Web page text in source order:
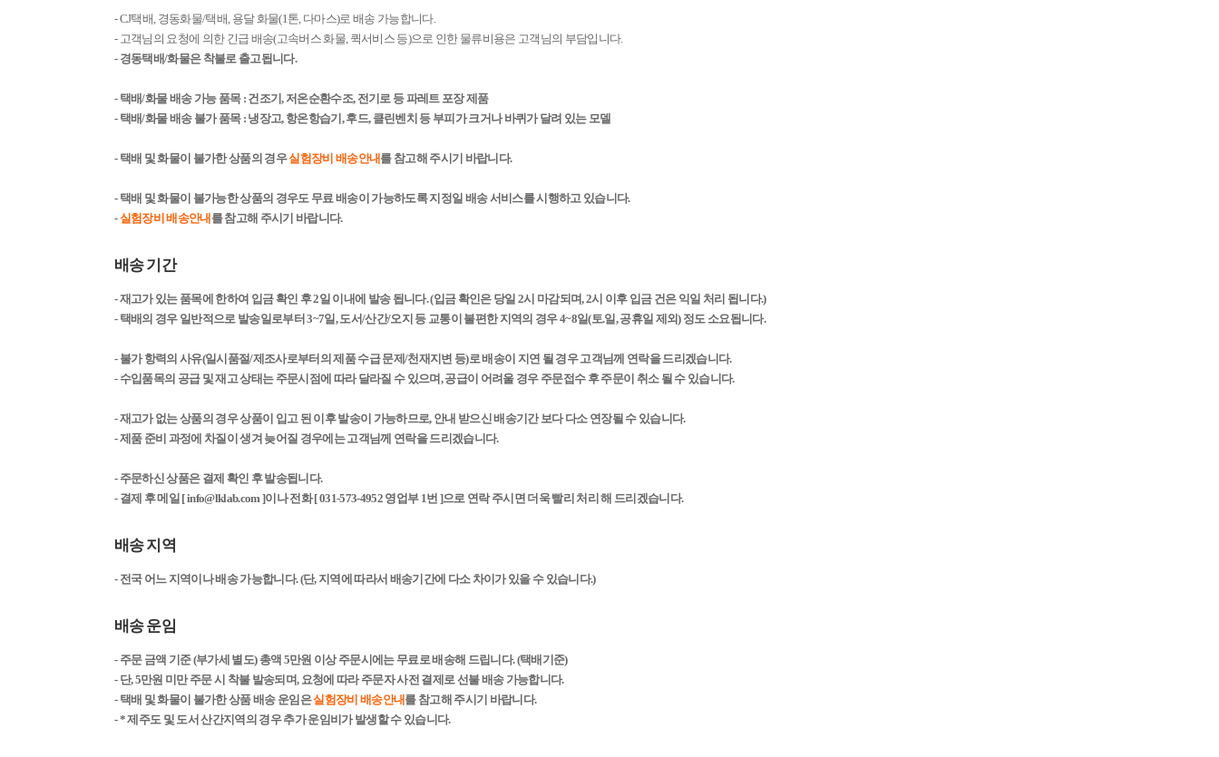
- CJ택배, 경동화물/택배, 용달 화물(1톤, 다마스)로 배송 가능합니다.
- 고객님의 요청에 의한 긴급 배송(고속버스 화물, 퀵서비스 등)으로 인한 물류비용은 고객님의 부담입니다.
- 경동택배/화물은 착불로 출고됩니다.
- 택배/화물 배송 가능 품목 : 건조기, 저온순환수조, 전기로 등 파레트 포장 제품
- 택배/화물 배송 불가 품목 : 냉장고, 항온항습기, 후드, 클린벤치 등 부피가 크거나 바퀴가 달려 있는 모델
- 택배 및 화물이 불가한 상품의 경우실험장비 배송안내를 참고해 주시기 바랍니다.
- 택배 및 화물이 불가능한 상품의 경우도 무료 배송이 가능하도록 지정일 배송 서비스를 시행하고 있습니다.
-실험장비 배송안내 를 참고해 주시기 바랍니다.
배송 기간
- 재고가 있는 품목에 한하여 입금 확인 후 2일 이내에 발송 됩니다. (입금 확인은 당일 2시 마감되며, 2시 이후 입금 건은 익일 처리 됩니다.)
- 택배의 경우 일반적으로 발송일로부터 3~7일, 도서/산간/오지 등 교통이 불편한 지역의 경우 4~8일(토.일, 공휴일 제외) 정도 소요됩니다.
- 불가 항력의 사유(일시품절/제조사로부터의 제품 수급 문제/천재지변 등)로 배송이 지연 될 경우 고객님께 연락을 드리겠습니다.
- 수입품목의 공급 및 재고 상태는 주문시점에 따라 달라질 수 있으며, 공급이 어려울 경우 주문접수 후 주문이 취소 될 수 있습니다.
- 재고가 없는 상품의 경우 상품이 입고 된 이후 발송이 가능하므로, 안내 받으신 배송기간 보다 다소 연장될 수 있습니다.
- 제품 준비 과정에 차질이 생겨 늦어질 경우에는 고객님께 연락을 드리겠습니다.
- 주문하신 상품은 결제 확인 후 발송됩니다.
- 결제 후 메일 [ info@lklab.com ]이나 전화 [ 031-573-4952 영업부 1번 ]으로 연락 주시면 더욱 빨리 처리 해 드리겠습니다.
배송 지역
- 전국 어느 지역이나 배송 가능합니다. (단, 지역에 따라서 배송기간에 다소 차이가 있을 수 있습니다.)
배송 운임
- 주문 금액 기준 (부가세 별도) 총액 5만원 이상 주문시에는 무료로 배송해 드립니다. (택배기준)
- 단, 5만원 미만 주문 시 착불 발송되며, 요청에 따라 주문자 사전 결제로 선불 배송 가능합니다.
- 택배 및 화물이 불가한 상품 배송 운임은실험장비 배송안내를 참고해 주시기 바랍니다.
- * 제주도 및 도서 산간지역의 경우 추가 운임비가 발생할 수 있습니다.